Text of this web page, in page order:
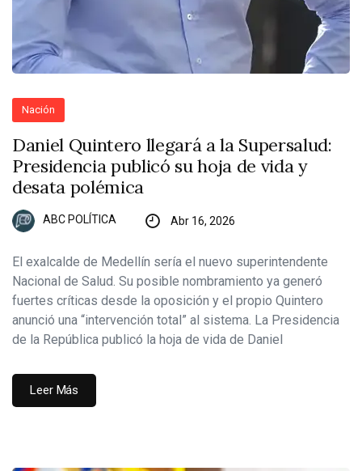
Nación
Daniel Quintero llegará a la Supersalud:
Presidencia publicó su hoja de vida y
desata polémica
ABC POLÍTICA Abr 16, 2026
El exalcalde de Medellín sería el nuevo superintendente
Nacional de Salud. Su posible nombramiento ya generó
fuertes críticas desde la oposición y el propio Quintero
anunció una “intervención total” al sistema. La Presidencia
de la República publicó la hoja de vida de Daniel
Leer Más